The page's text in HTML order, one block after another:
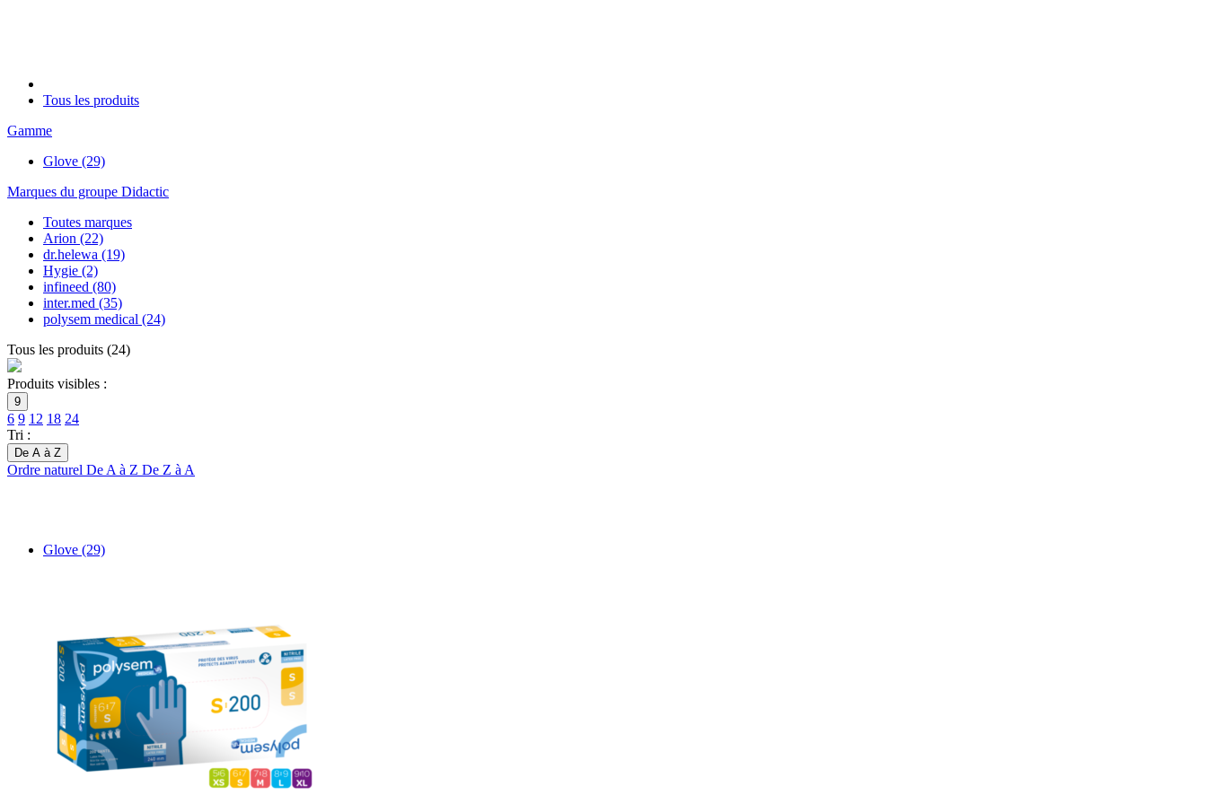
Tous les produits
Gamme
Glove (29)
Marques du groupe Didactic
Toutes marques
Arion (22)
dr.helewa (19)
Hygie (2)
infineed (80)
inter.med (35)
polysem medical (24)
Tous les produits (24)
Produits visibles :
9
6 9 12 18 24
Tri :
De A à Z
Ordre naturel De A à Z De Z à A
Glove (29)